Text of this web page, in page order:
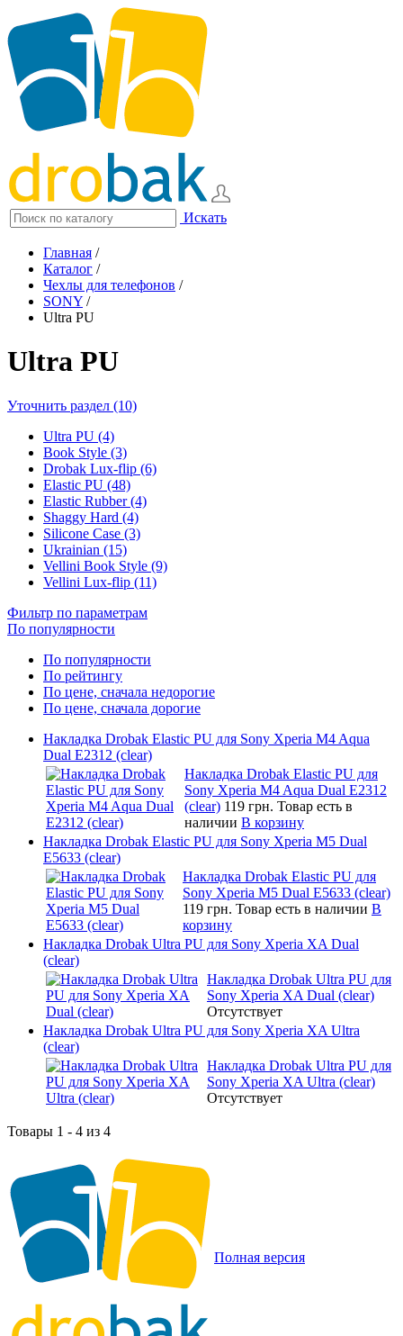
Искать
Главная /
Каталог /
Чехлы для телефонов /
SONY /
Ultra PU
Ultra PU
Уточнить раздел (10)
Ultra PU (4)
Book Style (3)
Drobak Lux-flip (6)
Elastic PU (48)
Elastic Rubber (4)
Shaggy Hard (4)
Silicone Case (3)
Ukrainian (15)
Vellini Book Style (9)
Vellini Lux-flip (11)
Фильтр по параметрам
По популярности
По популярности
По рейтингу
По цене, сначала недорогие
По цене, сначала дорогие
Накладка Drobak Elastic PU для Sony Xperia M4 Aqua
Dual E2312 (clear)
Накладка Drobak Elastic PU для
Sony Xperia M4 Aqua Dual E2312
(clear) 119 грн. Товар есть в
наличии В корзину
Накладка Drobak Elastic PU для Sony Xperia M5 Dual
E5633 (clear)
Накладка Drobak Elastic PU для
Sony Xperia M5 Dual E5633 (clear)
119 грн. Товар есть в наличии В
корзину
Накладка Drobak Ultra PU для Sony Xperia XA Dual
(clear)
Накладка Drobak Ultra PU для
Sony Xperia XA Dual (clear)
Отсутствует
Накладка Drobak Ultra PU для Sony Xperia XA Ultra
(clear)
Накладка Drobak Ultra PU для
Sony Xperia XA Ultra (clear)
Отсутствует
Товары 1 - 4 из 4
Полная версия